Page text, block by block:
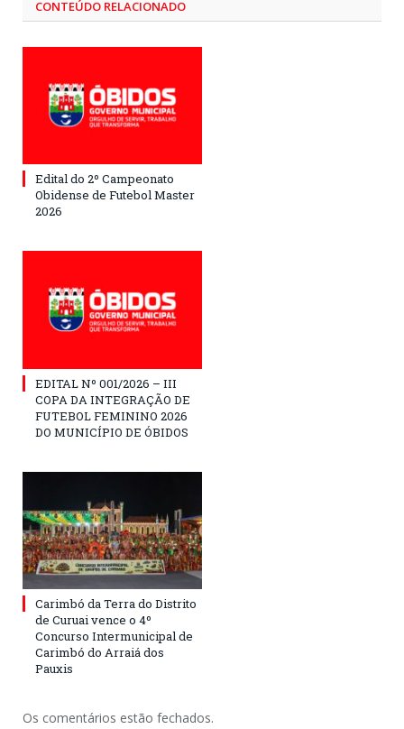
CONTEÚDO RELACIONADO
Edital do 2º Campeonato
Obidense de Futebol Master
2026
EDITAL Nº 001/2026 – III
COPA DA INTEGRAÇÃO DE
FUTEBOL FEMININO 2026
DO MUNICÍPIO DE ÓBIDOS
Carimbó da Terra do Distrito
de Curuai vence o 4º
Concurso Intermunicipal de
Carimbó do Arraiá dos
Pauxis
Os comentários estão fechados.